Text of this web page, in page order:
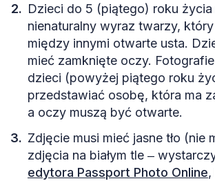
Dzieci do 5 (piątego) roku życia
nienaturalny wyraz twarzy,
między innymi otwarte usta.
mieć zamknięte oczy.
dzieci (powyżej piątego roku
przedstawiać osobę, która ma
a oczy muszą być otwarte.
Zdjęcie musi mieć jasne tło (nie
zdjęcia na białym tle ‒
edytora Passport Photo Online,